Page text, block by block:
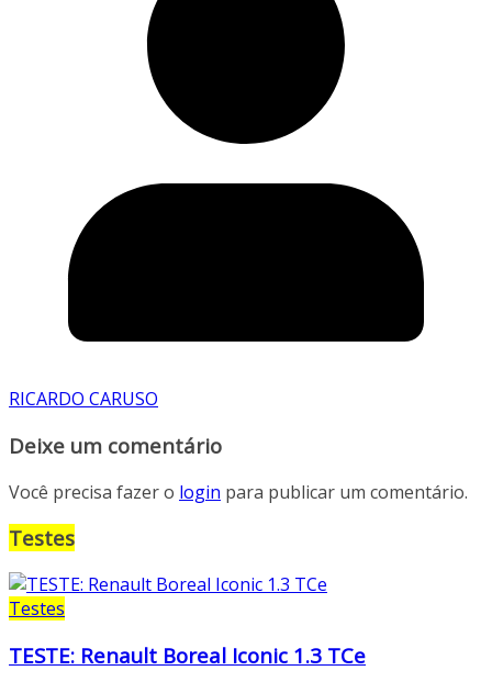
RICARDO CARUSO
Deixe um comentário
Você precisa fazer o login para publicar um comentário.
Testes
Testes
TESTE: Renault Boreal Iconic 1.3 TCe